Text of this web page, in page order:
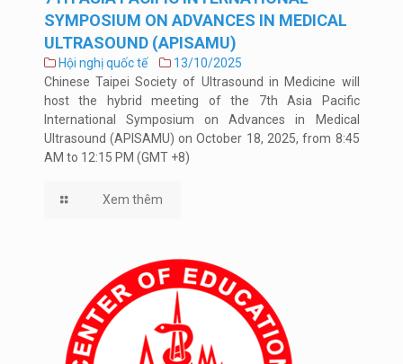
SYMPOSIUM ON ADVANCES IN MEDICAL
ULTRASOUND (APISAMU)
Hội nghị quốc tế
13/10/2025
Chinese Taipei Society of Ultrasound in Medicine will
host the hybrid meeting of the 7th Asia Pacific
International Symposium on Advances in Medical
Ultrasound (APISAMU) on October 18, 2025, from 8:45
AM to 12:15 PM (GMT +8)
Xem thêm